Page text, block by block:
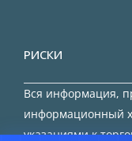
РИСКИ
Вся информация,
информационный
указаниями к